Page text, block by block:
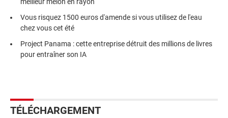
Vous risquez 1500 euros d'amende si vous utilisez de l'eau
chez vous cet été
Project Panama : cette entreprise détruit des millions de livres
pour entraîner son IA
TÉLÉCHARGEMENT